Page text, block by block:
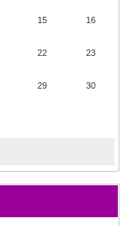
15 16
22 23
29 30